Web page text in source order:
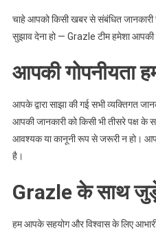
चाहे आपको किसी खबर से संबंधित जानकारी
सुझाव देना हो — Grazle टीम हमेशा
आपकी गोपनीयता
आपके द्वारा साझा की गई सभी व्यक्तिगत
आपकी जानकारी को किसी भी तीसरे पक्ष
आवश्यक या कानूनी रूप से जरूरी न हो।
है।
Grazle के साथ
हम आपके सहयोग और विश्वास के लिए